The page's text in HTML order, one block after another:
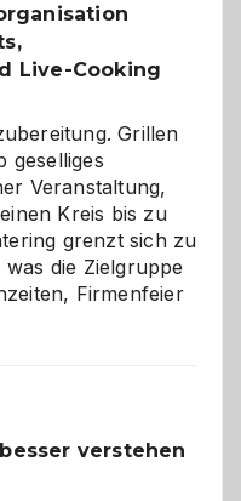
Live-Cooking
Grillen
geselliges
Veranstaltung,
Kreis bis zu
grenzt sich zu
die Zielgruppe
Firmenfeier
verstehen